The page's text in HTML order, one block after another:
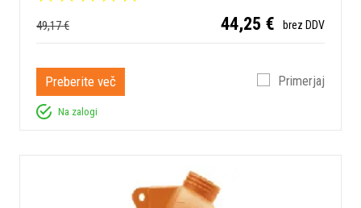
49,17 € 44,25 € brez DDV
Preberite več Primerjaj
Na zalogi